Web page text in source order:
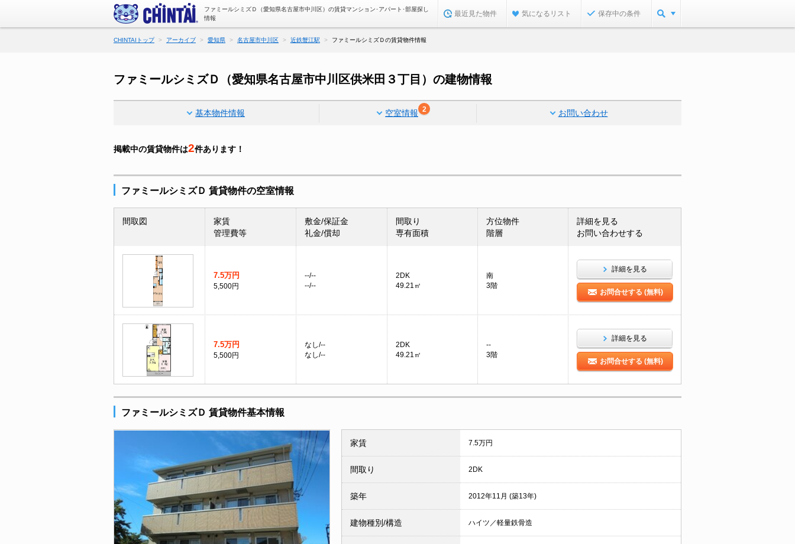
ファミールシミズＤ（愛知県名古屋市中川区）の賃貸マンション･アパート･部屋探し
情報
最近見た物件 気になるリスト 保存中の条件
CHINTAIトップ アーカイブ 愛知県 名古屋市中川区 近鉄蟹江駅 ファミールシミズＤの賃貸物件情報
ファミールシミズＤ（愛知県名古屋市中川区供米田３丁目）の建物情報
基本物件情報 空室情報 2 お問い合わせ
掲載中の賃貸物件は2件あります！
ファミールシミズＤ 賃貸物件の空室情報
間取図
家賃
管理費等
敷金/保証金
礼金/償却
間取り
専有面積
方位物件
階層
詳細を見る
お問い合わせする
7.5万円
5,500円
--/--
--/--
2DK
49.21㎡
南
3階
詳細を見る
お問合せする (無料)
7.5万円
5,500円
なし/--
なし/--
2DK
49.21㎡
--
3階
詳細を見る
お問合せする (無料)
ファミールシミズＤ 賃貸物件基本情報
家賃 7.5万円
間取り 2DK
築年 2012年11月 (築13年)
建物種別/構造 ハイツ／軽量鉄骨造